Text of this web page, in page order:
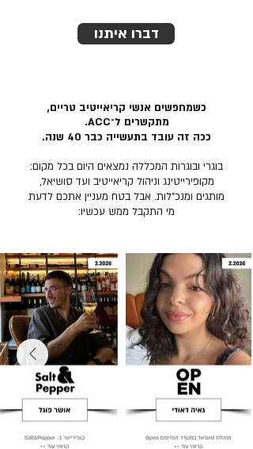
דברו איתנו
כשמחפשים אנשי קריאייטיב טריים,
מתקשרים ל־ACC.
ככה זה עובד בתעשייה כבר 40 שנה.
בוגרי ובוגרות המכללה נמצאים היום בכל מקום:
מקופירייטינג וניהול קריאייטיב ועד סושיאל,
מותגים ומנכ״לות. אבל בטח מעניין אתכם לדעת
מי התקבל ממש עכשיו: